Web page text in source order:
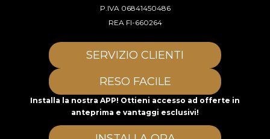
P.IVA 06841450486
REA FI-660264
SERVIZIO CLIENTI
RESO FACILE
Installa la nostra APP! Ottieni accesso ad offerte in
anteprima e vantaggi esclusivi!